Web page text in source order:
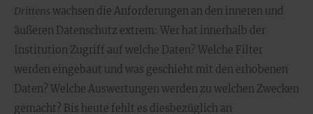
Drittens wachsen die Anforderungen an den inneren und
äußeren Datenschutz extrem: Wer hat innerhalb der
Institution Zugriff auf welche Daten? Welche Filter
werden eingebaut und was geschieht mit den erhobenen
Daten? Welche Auswertungen werden zu welchen Zwecken
gemacht? Bis heute fehlt es diesbezüglich an